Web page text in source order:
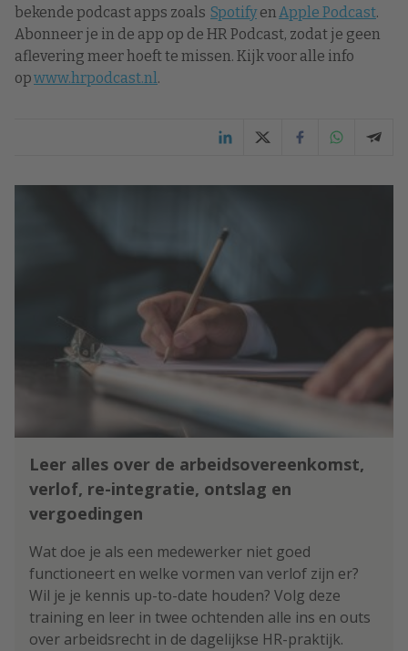
bekende podcast apps zoals Spotifyen Apple Podcast.
Abonneer je in de app op de HR Podcast, zodat je geen
aflevering meer hoeft te missen. Kijk voor alle info
opwww.hrpodcast.nl .
Leer alles over de arbeidsovereenkomst,
verlof, re-integratie, ontslag en
vergoedingen
Wat doe je als een medewerker niet goed
functioneert en welke vormen van verlof zijn er?
Wil je je kennis up-to-date houden? Volg deze
training en leer in twee ochtenden alle ins en outs
over arbeidsrecht in de dagelijkse HR-praktijk.